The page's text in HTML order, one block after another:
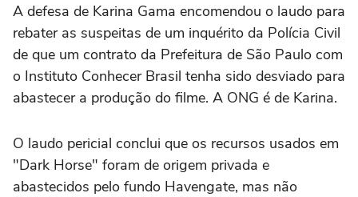
A defesa de Karina Gama encomendou o laudo para
rebater as suspeitas de um inquérito da Polícia Civil
de que um contrato da Prefeitura de São Paulo com
o Instituto Conhecer Brasil tenha sido desviado para
abastecer a produção do filme. A ONG é de Karina.
O laudo pericial conclui que os recursos usados em
"Dark Horse" foram de origem privada e
abastecidos pelo fundo Havengate, mas não